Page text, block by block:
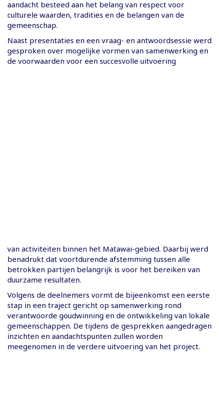
aandacht besteed aan het belang van respect voor
culturele waarden, tradities en de belangen van de
gemeenschap.
Naast presentaties en een vraag- en antwoordsessie werd
gesproken over mogelijke vormen van samenwerking en
de voorwaarden voor een succesvolle uitvoering
van activiteiten binnen het Matawai-gebied. Daarbij werd
benadrukt dat voortdurende afstemming tussen alle
betrokken partijen belangrijk is voor het bereiken van
duurzame resultaten.
Volgens de deelnemers vormt de bijeenkomst een eerste
stap in een traject gericht op samenwerking rond
verantwoorde goudwinning en de ontwikkeling van lokale
gemeenschappen. De tijdens de gesprekken aangedragen
inzichten en aandachtspunten zullen worden
meegenomen in de verdere uitvoering van het project.